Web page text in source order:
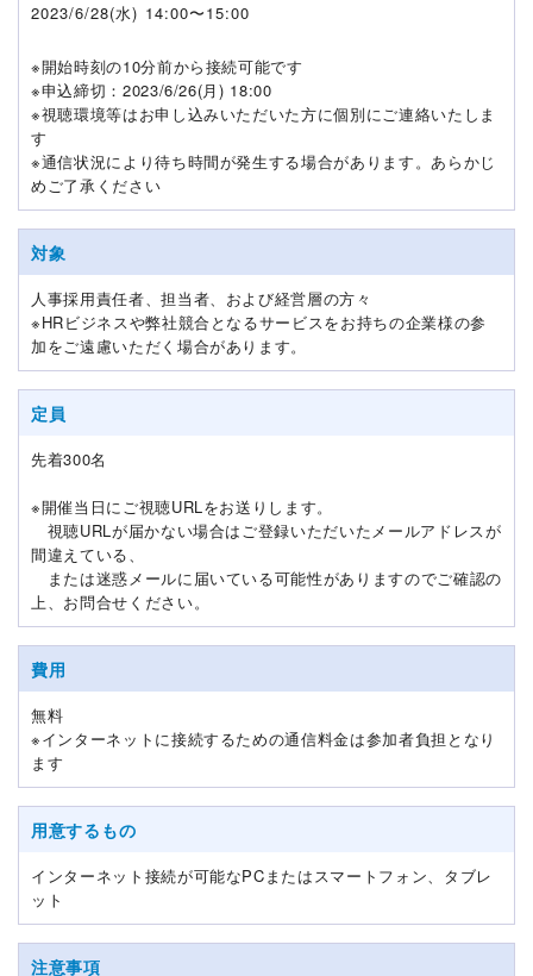
2023/6/28(水) 14:00〜15:00
※開始時刻の10分前から接続可能です
※申込締切：2023/6/26(月) 18:00
※視聴環境等はお申し込みいただいた方に個別にご連絡いたしま
す
※通信状況により待ち時間が発生する場合があります。あらかじ
めご了承ください
対象
人事採用責任者、担当者、および経営層の方々
※HRビジネスや弊社競合となるサービスをお持ちの企業様の参
加をご遠慮いただく場合があります。
定員
先着300名
※開催当日にご視聴URLをお送りします。
視聴URLが届かない場合はご登録いただいたメールアドレスが
間違えている、
または迷惑メールに届いている可能性がありますのでご確認の
上、お問合せください。
費用
無料
※インターネットに接続するための通信料金は参加者負担となり
ます
用意するもの
インターネット接続が可能なPCまたはスマートフォン、タブレ
ット
注意事項